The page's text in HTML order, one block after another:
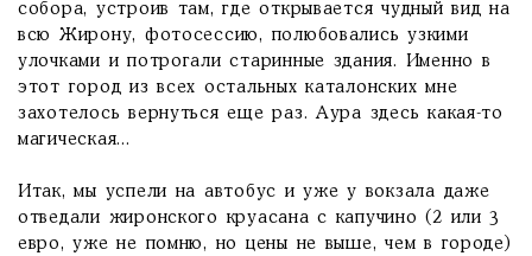
собора, устроив там, где открывается чудный вид на
всю Жирону, фотосессию, полюбовались узкими
улочками и потрогали старинные здания. Именно в
этот город из всех остальных каталонских мне
захотелось вернуться еще раз. Аура здесь какая-то
магическая...
Итак, мы успели на автобус и уже у вокзала даже
отведали жиронского круасана с капучино (2 или 3
евро, уже не помню, но цены не выше, чем в городе)